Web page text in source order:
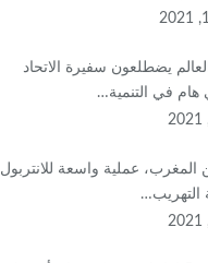
يضطلعون سفيرة الاتحاد
هام في التنمية…
المغرب، عملية واسعة للانتربول
التهريب…